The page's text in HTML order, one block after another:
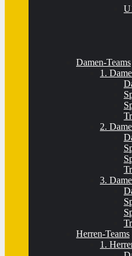
Damen-Teams
1.
2.
3.
Herren-Teams
1.